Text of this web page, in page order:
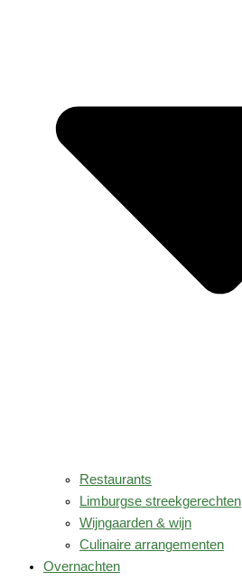
Restaurants
Limburgse streekgerechten
Wijngaarden & wijn
Culinaire arrangementen
Overnachten